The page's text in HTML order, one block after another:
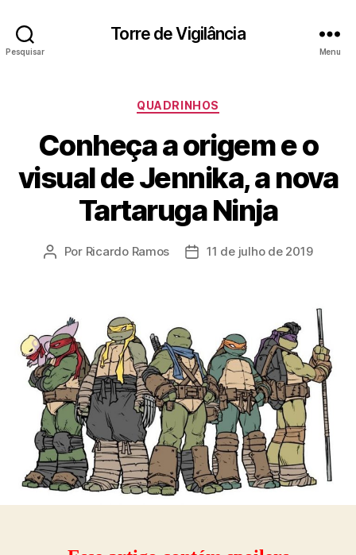
Pesquisar
Torre de Vigilância
Menu
Categorias
QUADRINHOS
Conheça a origem e o
visual de Jennika, a nova
Tartaruga Ninja
Autor
Por Ricardo Ramos
Data11 de julho de 2019